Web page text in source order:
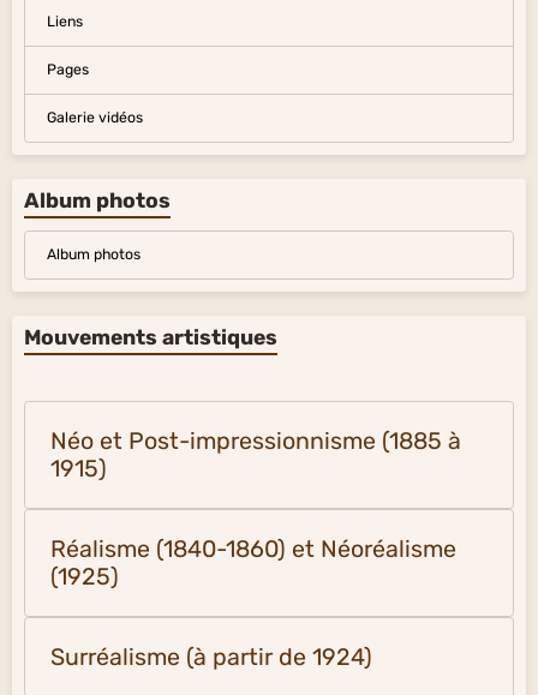
Liens
Pages
Galerie vidéos
Album photos
Album photos
Mouvements artistiques
Néo et Post-impressionnisme (1885 à
1915)
Réalisme (1840-1860) et Néoréalisme
(1925)
Surréalisme (à partir de 1924)